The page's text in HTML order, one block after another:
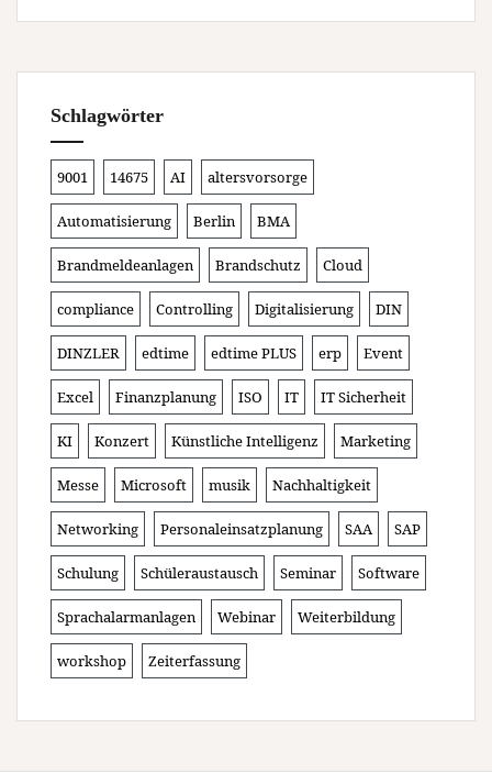
Schlagwörter
9001 14675 AI altersvorsorge
Automatisierung Berlin BMA
Brandmeldeanlagen Brandschutz Cloud
compliance Controlling Digitalisierung DIN
DINZLER edtime edtime PLUS erp Event
Excel Finanzplanung ISO IT IT Sicherheit
KI Konzert Künstliche Intelligenz Marketing
Messe Microsoft musik Nachhaltigkeit
Networking Personaleinsatzplanung SAA SAP
Schulung Schüleraustausch Seminar Software
Sprachalarmanlagen Webinar Weiterbildung
workshop Zeiterfassung